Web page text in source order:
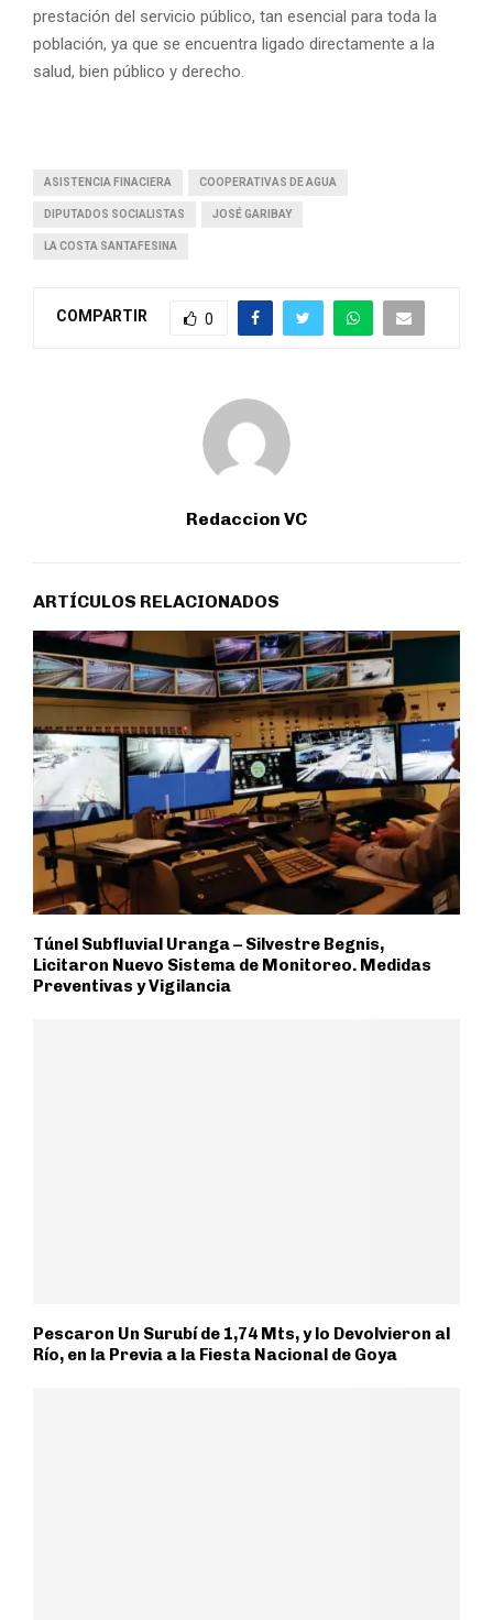
prestación del servicio público, tan esencial para toda la
población, ya que se encuentra ligado directamente a la
salud, bien público y derecho.
ASISTENCIA FINACIERA COOPERATIVAS DE AGUA
DIPUTADOS SOCIALISTAS JOSÉ GARIBAY
LA COSTA SANTAFESINA
COMPARTIR 0
Redaccion VC
ARTÍCULOS RELACIONADOS
Túnel Subfluvial Uranga – Silvestre Begnis,
Licitaron Nuevo Sistema de Monitoreo. Medidas
Preventivas y Vigilancia
Pescaron Un Surubí de 1,74 Mts, y lo Devolvieron al
Río, en la Previa a la Fiesta Nacional de Goya